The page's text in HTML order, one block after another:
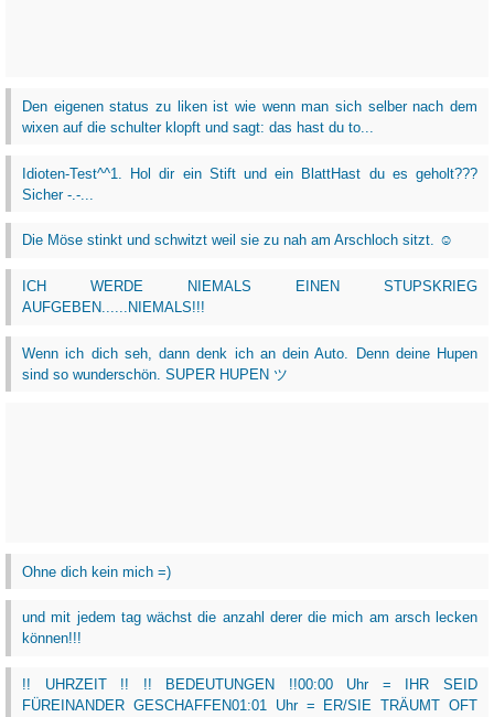
Den eigenen status zu liken ist wie wenn man sich selber nach dem
wixen auf die schulter klopft und sagt: das hast du to...
Idioten-Test^^1. Hol dir ein Stift und ein BlattHast du es geholt???
Sicher -.-...
Die Möse stinkt und schwitzt weil sie zu nah am Arschloch sitzt. ☺
ICH WERDE NIEMALS EINEN STUPSKRIEG
AUFGEBEN......NIEMALS!!!
Wenn ich dich seh, dann denk ich an dein Auto. Denn deine Hupen
sind so wunderschön. SUPER HUPEN ツ
Ohne dich kein mich =)
und mit jedem tag wächst die anzahl derer die mich am arsch lecken
können!!!
!! UHRZEIT !! !! BEDEUTUNGEN !!00:00 Uhr = IHR SEID
FÜREINANDER GESCHAFFEN01:01 Uhr = ER/SIE TRÄUMT OFT